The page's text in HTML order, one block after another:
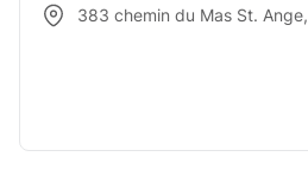
383 chemin du Mas St. Ange,